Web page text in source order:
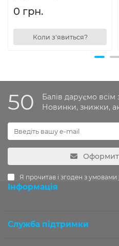
0 грн.
Коли з'явиться?
50
Балів даруємо всім
Новинки, знижки,
Я прочитав і згоден з умовами
Інформація
Служба підтримки